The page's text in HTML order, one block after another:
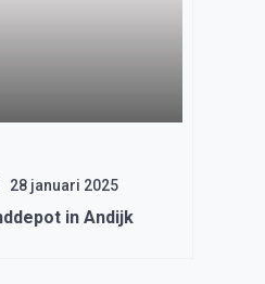
28 januari 2025
in Andijk